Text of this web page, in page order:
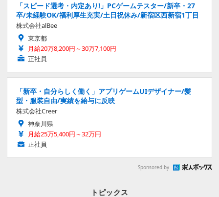
「スピード選考・内定あり!」PCゲームテスター/新卒・27
卒/未経験OK/福利厚生充実/土日祝休み/新宿区西新宿1丁目
株式会社alBee
東京都
月給20万8,200円～30万7,100円
正社員
「新卒・自分らしく働く」アプリゲームUIデザイナー/髪
型・服装自由/実績を給与に反映
株式会社Creer
神奈川県
月給25万5,400円～32万円
正社員
Sponsored by
トピックス